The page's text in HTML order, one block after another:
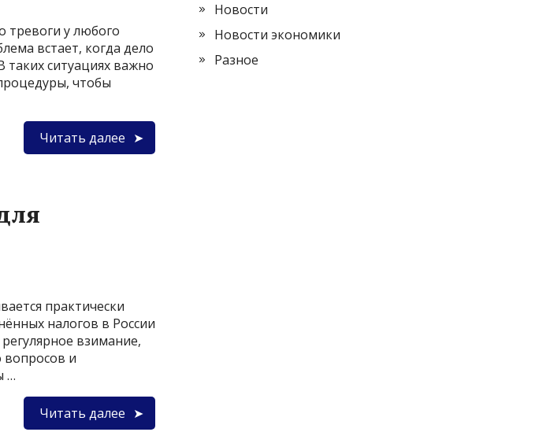
тревоги у любого
встает, когда дело
таких ситуациях важно
чтобы
Читать далее
практически
налогов в России
взимание,
и
…
Читать далее
Новости
Новости экономики
Разное